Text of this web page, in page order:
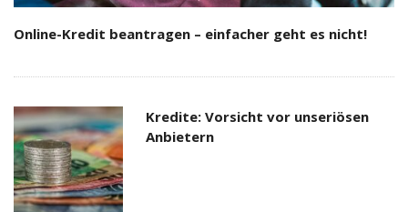
Online-Kredit beantragen – einfacher geht es nicht!
Kredite: Vorsicht vor unseriösen
Anbietern